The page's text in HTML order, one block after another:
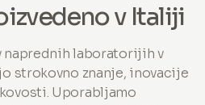
v Italiji
naprednih laboratorijih v
strokovno znanje, inovacije
Uporabljamo